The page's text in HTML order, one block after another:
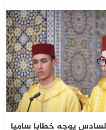
يوجه خطابا ساميا